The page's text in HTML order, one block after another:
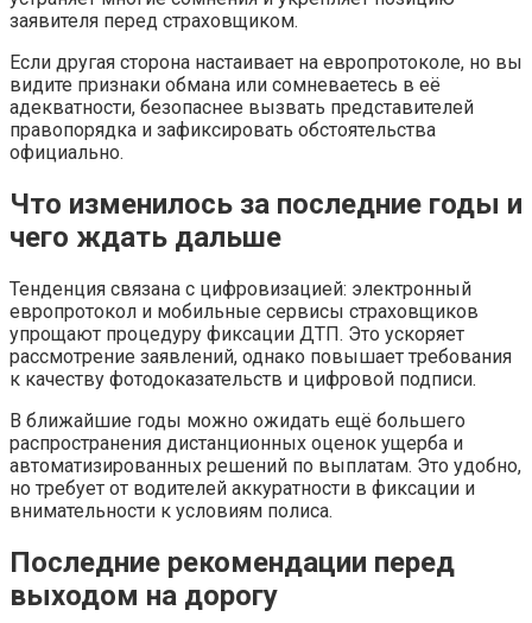
заявителя перед страховщиком.
Если другая сторона настаивает на европротоколе, но вы
видите признаки обмана или сомневаетесь в её
адекватности, безопаснее вызвать представителей
правопорядка и зафиксировать обстоятельства
официально.
Что изменилось за последние годы и
чего ждать дальше
Тенденция связана с цифровизацией: электронный
европротокол и мобильные сервисы страховщиков
упрощают процедуру фиксации ДТП. Это ускоряет
рассмотрение заявлений, однако повышает требования
к качеству фотодоказательств и цифровой подписи.
В ближайшие годы можно ожидать ещё большего
распространения дистанционных оценок ущерба и
автоматизированных решений по выплатам. Это удобно,
но требует от водителей аккуратности в фиксации и
внимательности к условиям полиса.
Последние рекомендации перед
выходом на дорогу